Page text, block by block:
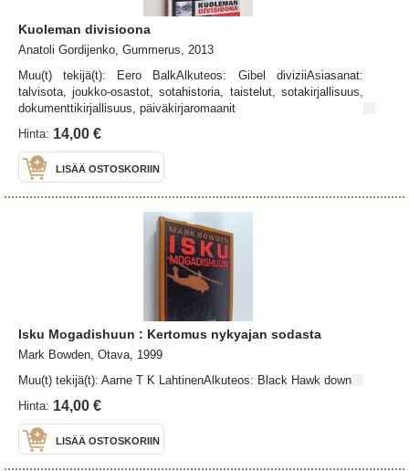
Kuoleman divisioona
Anatoli Gordijenko, Gummerus, 2013
Muu(t) tekijä(t): Eero BalkAlkuteos: Gibel diviziiAsiasanat:
talvisota, joukko-osastot, sotahistoria, taistelut, sotakirjallisuus,
dokumenttikirjallisuus, päiväkirjaromaanit
Hinta: 14,00 €
LISÄÄ OSTOSKORIIN
Isku Mogadishuun : Kertomus nykyajan sodasta
Mark Bowden, Otava, 1999
Muu(t) tekijä(t): Aarne T K LahtinenAlkuteos: Black Hawk down
Hinta: 14,00 €
LISÄÄ OSTOSKORIIN